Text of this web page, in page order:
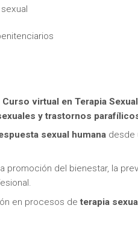
Curso virtual en Terapia
y trastornos
sexual humanadesde
promoción del bienestar, la
en procesos deterapia